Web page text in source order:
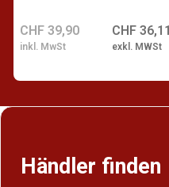
CHF 36,11
exkl. MWSt
CHF 39,90
inkl. MwSt
Händler finden